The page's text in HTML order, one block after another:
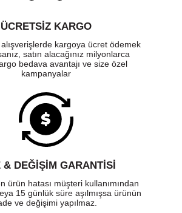
ÜCRETSIZ KARGO
alışverişlerde kargoya ücret ödemek
satın alacağınız milyonlarca
bedava avantajı ve size özel
kampanyalar
& DEĞİŞİM GARANTİSİ
ürün hatası müşteri kullanımından
15 günlük süre aşılmışsa ürünün
ve değişimi yapılmaz.